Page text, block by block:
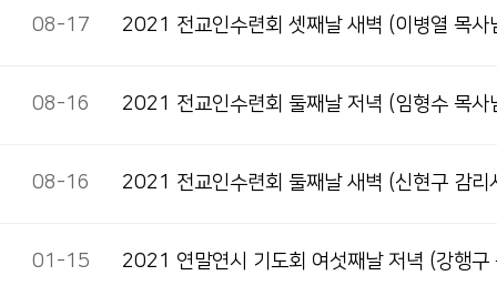
08-17 2021 전교인수련회 셋째날 새벽(이병열 목사
08-16 2021 전교인수련회 둘째날 저녁(임형수 목사
08-16 2021 전교인수련회 둘째날 새벽(신현구 감리
01-15 2021 연말연시 기도회 여섯째날 저녁(강행구